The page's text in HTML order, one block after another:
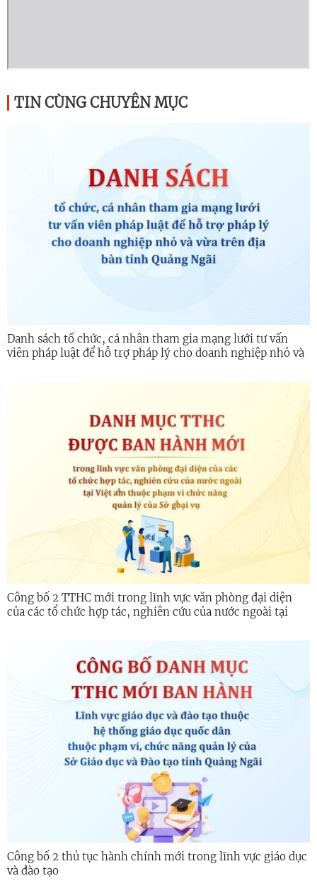
TIN CÙNG CHUYÊN MỤC
Danh sách tổ chức, cá nhân tham gia mạng lưới tư vấn
viên pháp luật để hỗ trợ pháp lý cho doanh nghiệp nhỏ và
Công bố 2 TTHC mới trong lĩnh vực văn phòng đại diện
của các tổ chức hợp tác, nghiên cứu của nước ngoài tại
Công bố 2 thủ tục hành chính mới trong lĩnh vực giáo dục
và đào tạo